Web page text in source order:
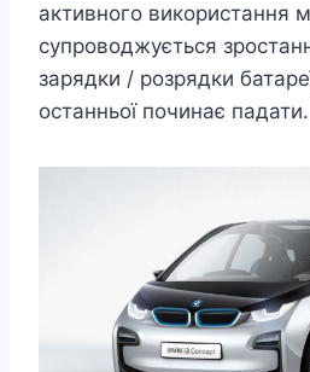
активного використання
супроводжується
зарядки / розрядки
останньої починає падати.